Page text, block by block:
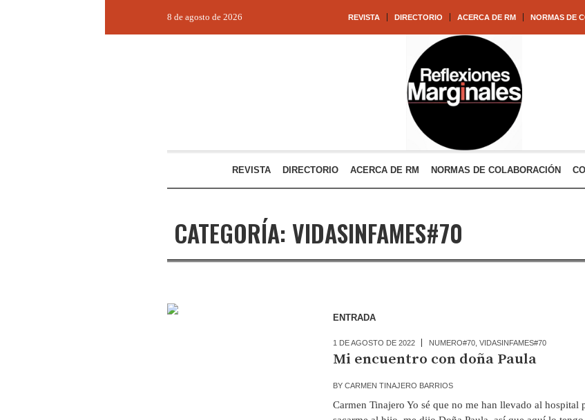
REVISTA DIRECTORIO ACERCA DE RM NORMAS DE
8 de agosto de 2026
REVISTA DIRECTORIO ACERCA DE RM NORMAS DE COLABORACIÓN
CATEGORÍA: VIDASINFAMES#70
ENTRADA
1 DE AGOSTO DE 2022 NUMERO#70, VIDASINFAMES#70
Mi encuentro con doña Paula
BY CARMEN TINAJERO BARRIOS
Carmen Tinajero Yo sé que no me han llevado al hospital